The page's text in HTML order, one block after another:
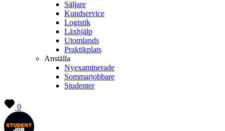
Säljare
Kundservice
Logistik
Läxhjälp
Utomlands
Praktikplats
Anställa
Nyexaminerade
Sommarjobbare
Studenter
0